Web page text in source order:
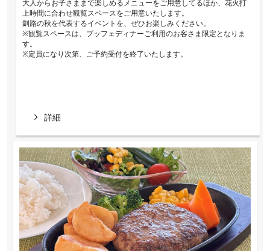
大人からお子さままで楽しめるメニューをご用意してるほか、花火打
上時間に合わせ観覧スペースをご用意いたします。
釧路の秋を代表するイベントを、ぜひお楽しみください。
※観覧スペースは、ブッフェディナーご利用のお客さま限定となりま
す。
※定員になり次第、ご予約受付を終了いたします。
詳細